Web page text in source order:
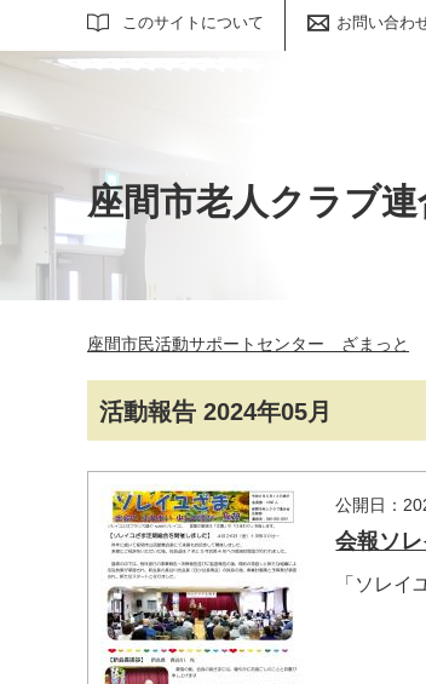
このサイトについて お問い合わ
サイト内検索
座間市老人クラブ連
座間市民活動サポートセンター ざまっと
活動報告 2024年05月
公開日：
会報ソ
「ソレ